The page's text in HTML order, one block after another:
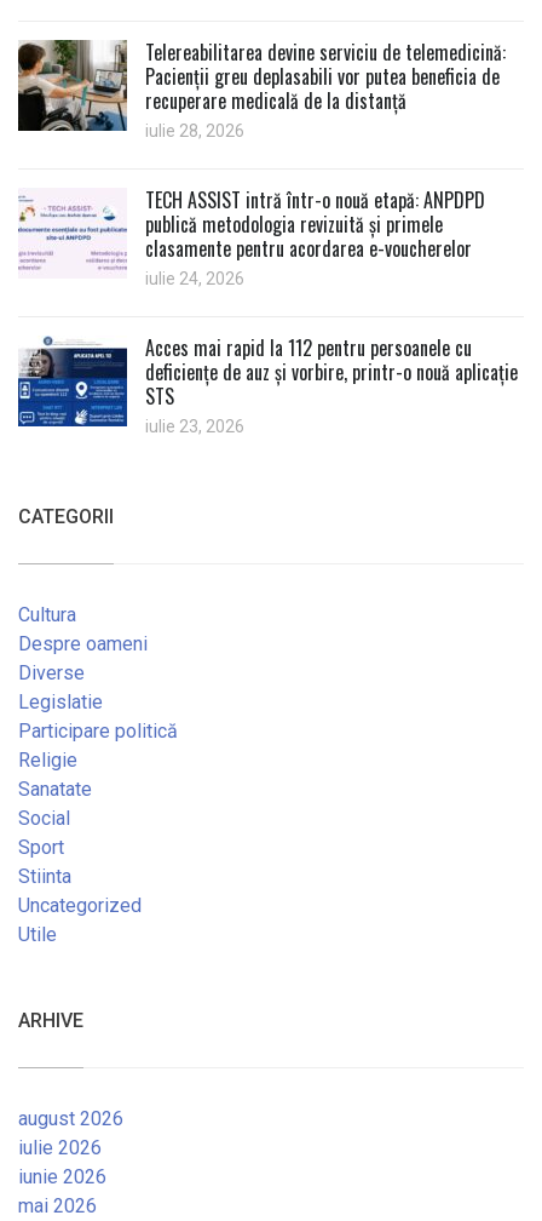
Telereabilitarea devine serviciu de telemedicină:
Pacienții greu deplasabili vor putea beneficia de
recuperare medicală de la distanță
iulie 28, 2026
TECH ASSIST intră într-o nouă etapă: ANPDPD
publică metodologia revizuită și primele
clasamente pentru acordarea e-voucherelor
iulie 24, 2026
Acces mai rapid la 112 pentru persoanele cu
deficiențe de auz și vorbire, printr-o nouă aplicație
STS
iulie 23, 2026
CATEGORII
Cultura
Despre oameni
Diverse
Legislatie
Participare politică
Religie
Sanatate
Social
Sport
Stiinta
Uncategorized
Utile
ARHIVE
august 2026
iulie 2026
iunie 2026
mai 2026